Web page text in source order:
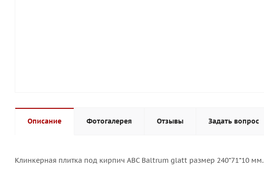
Описание Фотогалерея Отзывы Задать вопрос
Клинкерная плитка под кирпич ABC Baltrum glatt размер 240*71*10 мм.